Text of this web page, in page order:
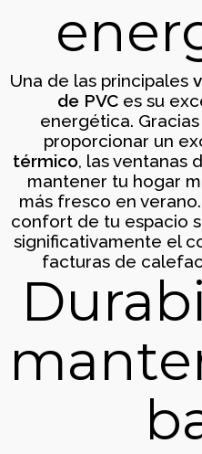
Cerramiento
cristalera
Cambio de
Una de las principales
de PVCes su
energética.
proporcionar un
térmico, las ventanas
mantener tu hogar
más fresco en
confort de tu espacio
significativamente el
facturas de